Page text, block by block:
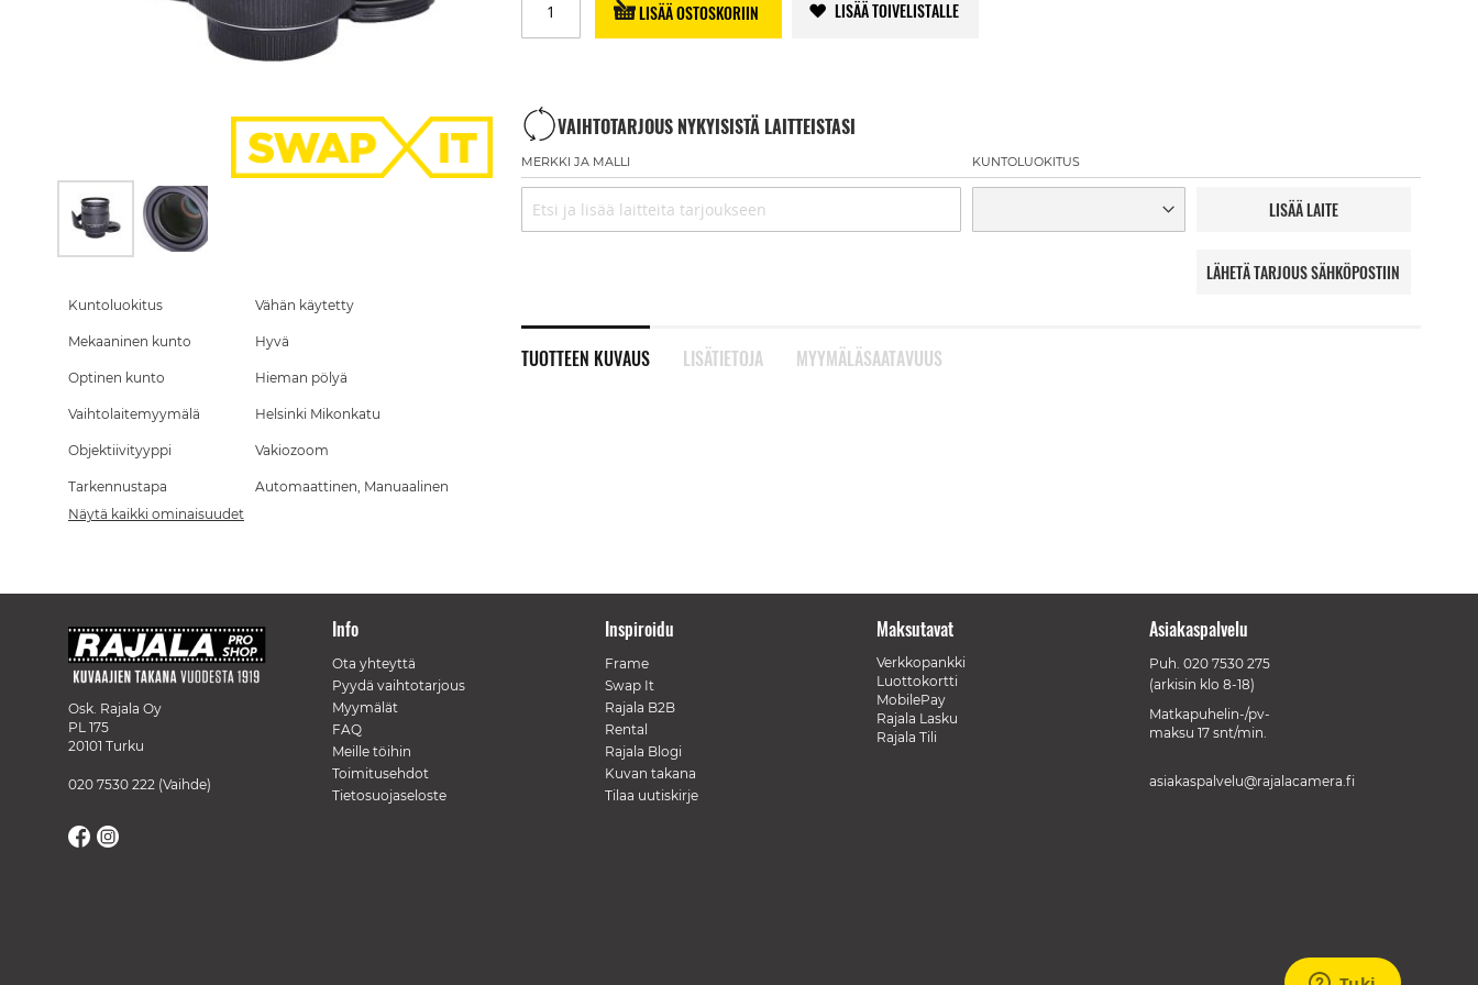
LISÄÄ OSTOSKORIIN LISÄÄ TOIVELISTALLE
VAIHTOTARJOUS NYKYISISTÄ LAITTEISTASI
MERKKI JA MALLI KUNTOLUOKITUS
LISÄÄ LAITE
LÄHETÄ TARJOUS SÄHKÖPOSTIIN
TUOTTEEN KUVAUS LISÄTIETOJA MYYMÄLÄSAATAVUUS
the
images
Kuntoluokitus Vähän käytetty
Mekaaninen kunto Hyvä
Optinen kunto Hieman pölyä
Vaihtolaitemyymälä Helsinki Mikonkatu
Objektiivityyppi Vakiozoom
Tarkennustapa
Automaattinen, Manuaalinen
Näytä kaikki ominaisuudet
Osk. Rajala Oy
PL 175
20101 Turku
020 7530 222 (Vaihde)
Info
Ota yhteyttä
Pyydä vaihtotarjous
Myymälät
FAQ
Meille töihin
Toimitusehdot
Tietosuojaseloste
Inspiroidu
Frame
Swap It
Rajala B2B
Rental
Rajala Blogi
Kuvan takana
Tilaa uutiskirje
Maksutavat
Verkkopankki
Luottokortti
MobilePay
Rajala Lasku
Rajala Tili
Asiakaspalvelu
Puh. 020 7530 275
(arkisin klo 8-18)
Matkapuhelin-/pv-
maksu 17 snt/min.
asiakaspalvelu@rajalacamera.fi